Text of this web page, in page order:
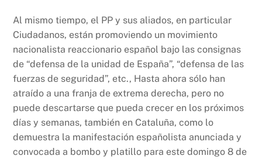
Al mismo tiempo, el PP y sus aliados, en particular
Ciudadanos, están promoviendo un movimiento
nacionalista reaccionario español bajo las consignas
de “defensa de la unidad de España”, “defensa de las
fuerzas de seguridad”, etc., Hasta ahora sólo han
atraído a una franja de extrema derecha, pero no
puede descartarse que pueda crecer en los próximos
días y semanas, también en Cataluña, como lo
demuestra la manifestación españolista anunciada y
convocada a bombo y platillo para este domingo 8 de